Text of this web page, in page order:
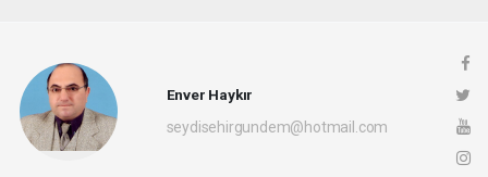
Enver Haykır
seydisehirgundem@hotmail.com